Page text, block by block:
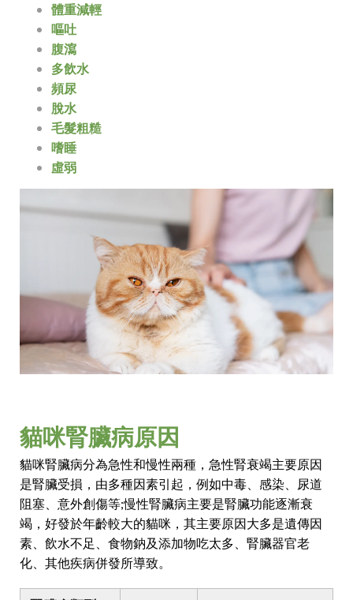
體重減輕
嘔吐
腹瀉
多飲水
頻尿
脫水
毛髮粗糙
嗜睡
虛弱
貓咪腎臟病原因
貓咪腎臟病分為急性和慢性兩種，急性腎衰竭主要原因
是腎臟受損，由多種因素引起，例如中毒、感染、尿道
阻塞、意外創傷等;慢性腎臟病主要是腎臟功能逐漸衰
竭，好發於年齡較大的貓咪，其主要原因大多是遺傳因
素、飲水不足、食物鈉及添加物吃太多、腎臟器官老
化、其他疾病併發所導致。